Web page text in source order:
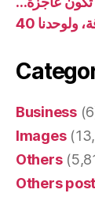
Business
Images
Others
Others